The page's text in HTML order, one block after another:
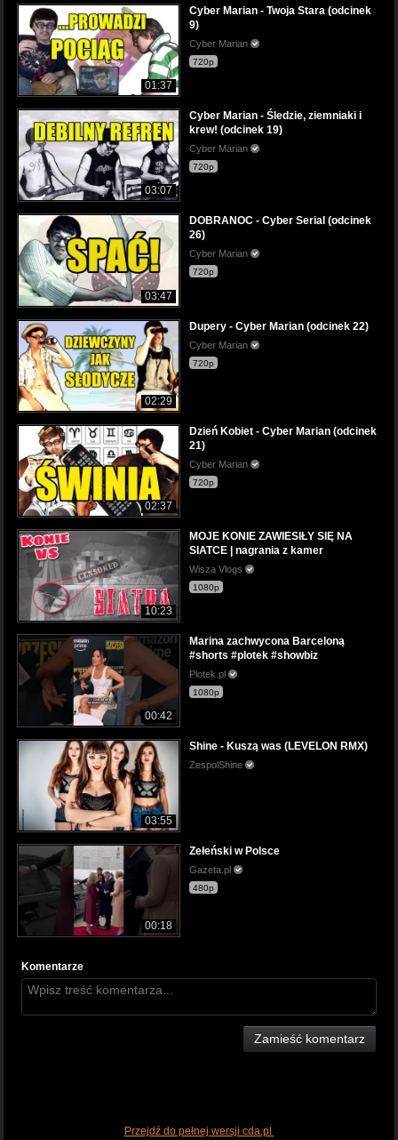
01:37
Cyber Marian - Twoja Stara (odcinek
9)
Cyber Marian
720p
03:07
Cyber Marian - Śledzie, ziemniaki i
krew! (odcinek 19)
Cyber Marian
720p
03:47
DOBRANOC - Cyber Serial (odcinek
26)
Cyber Marian
720p
02:29
Dupery - Cyber Marian (odcinek 22)
Cyber Marian
720p
02:37
Dzień Kobiet - Cyber Marian (odcinek
21)
Cyber Marian
720p
10:23
MOJE KONIE ZAWIESIŁY SIĘ NA
SIATCE | nagrania z kamer
Wisza Vlogs
1080p
00:42
Marina zachwycona Barceloną
#shorts #plotek #showbiz
Plotek.pl
1080p
03:55
Shine - Kuszą was (LEVELON RMX)
ZespolShine
00:18
Zełeński w Polsce
Gazeta.pl
480p
Komentarze
Zamieść komentarz
Przejdź do pełnej wersji cda.pl